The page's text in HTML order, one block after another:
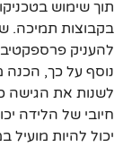
תוך שימוש
בקבוצות תמיכה.
להעניק
נוסף על כך, הכנה
לשנות את הגישה
חיובי של הלידה
יכול להיות